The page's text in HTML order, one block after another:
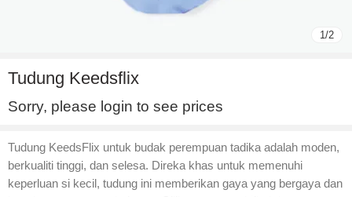
1/2
Tudung Keedsflix
Sorry, please login to see prices
Tudung KeedsFlix untuk budak perempuan tadika adalah moden,
berkualiti tinggi, dan selesa. Direka khas untuk memenuhi
keperluan si kecil, tudung ini memberikan gaya yang bergaya dan